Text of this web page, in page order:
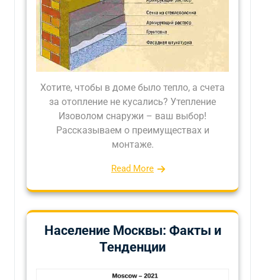
Хотите, чтобы в доме было тепло, а счета
за отопление не кусались? Утепление
Изоволом снаружи – ваш выбор!
Рассказываем о преимуществах и
монтаже.
Read More
Население Москвы: Факты и
Тенденции